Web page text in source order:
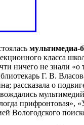
мультимедиа-
класса
ничего не знали «о
Г. В.
рассказала о
прифронтовая»,
Вологодского